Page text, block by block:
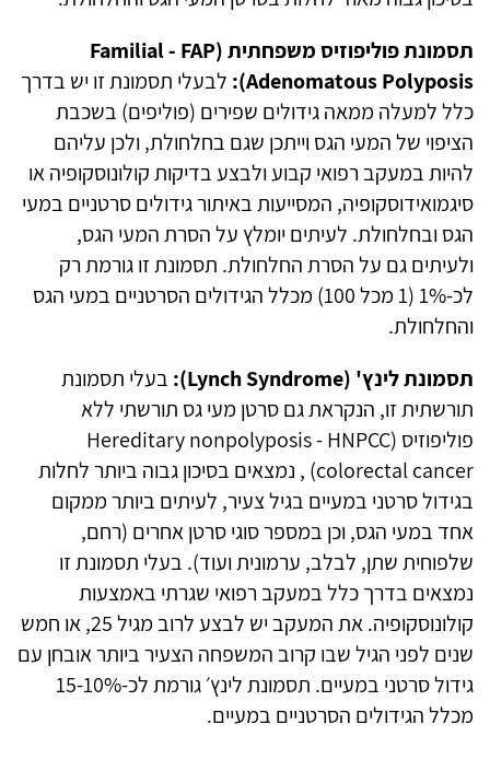
תסמונת פוליפוזיס משפחתית (FAP
-
Familial
Adenomatous Polyposis
): לבעלי תסמונת זו יש בדרך
כלל למעלה ממאה גידולים שפירים (פוליפים) בשכבת
הציפוי של המעי הגס וייתכן שגם בחלחולת, ולכן עליהם
להיות במעקב רפואי קבוע ולבצע בדיקות קולונוסקופיה או
סיגמואידוסקופיה, המסייעות באיתור גידולים סרטניים במעי
הגס ובחלחולת. לעיתים יומלץ על הסרת המעי הגס,
ולעיתים גם על הסרת החלחולת. תסמונת זו גורמת רק
לכ-1%
(
1 מכל100) מכלל הגידולים הסרטניים במעי הגס
והחלחולת.
תסמונת לינץ' (Lynch Syndrome
): בעלי תסמונת
תורשתית זו, הנקראת גם סרטן מעי גס תורשתי ללא
פוליפוזיס (HNPCC
-
Hereditary nonpolyposis
colorectal cancer) , נמצאים בסיכון גבוה ביותר לחלות
בגידול סרטני במעיים בגיל צעיר, לעיתים ביותר ממקום
אחד במעי הגס, וכן במספר סוגי סרטן אחרים (רחם,
שלפוחית שתן, לבלב, ערמונית ועוד). בעלי תסמונת זו
נמצאים בדרך כלל במעקב רפואי שגרתי באמצעות
קולונוסקופיה. את המעקב יש לבצע לרוב מגיל25, או חמש
שנים לפני הגיל שבו קרוב המשפחה הצעיר ביותר אובחן עם
גידול סרטני במעיים. תסמונת לינץ׳ גורמת לכ-15-10%
מכלל הגידולים הסרטניים במעיים.